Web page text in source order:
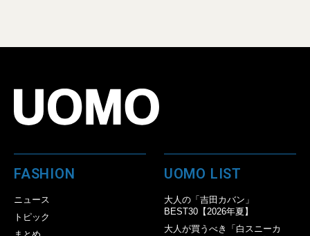
FASHION
ニュース
トピック
UOMO LIST
大人の「吉田カバン」
BEST30【2026年夏】
大人が買うべき「白スニーカ